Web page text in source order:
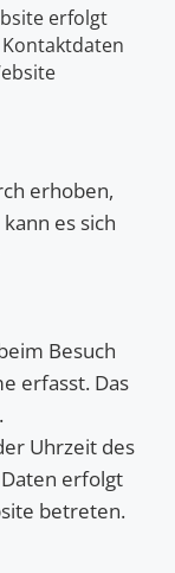
erfolgt
erhoben,
es sich
Besuch
erfasst. Das
Uhrzeit des
erfolgt
betreten.